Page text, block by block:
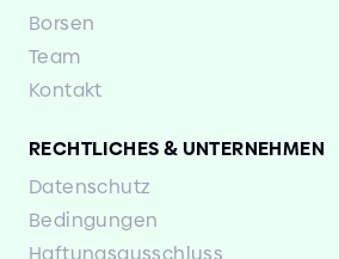
Borsen
Team
Kontakt
RECHTLICHES& UNTERNEHMEN
Datenschutz
Bedingungen
Haftungsausschluss